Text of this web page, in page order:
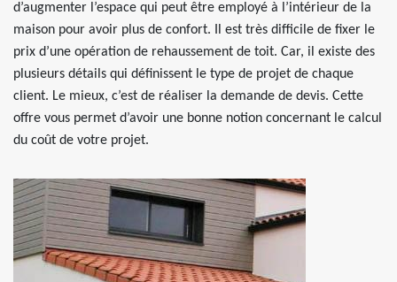
d’augmenter l’espace qui peut être employé à l’intérieur de la
maison pour avoir plus de confort. Il est très difficile de fixer le
prix d’une opération de rehaussement de toit. Car, il existe des
plusieurs détails qui définissent le type de projet de chaque
client. Le mieux, c’est de réaliser la demande de devis. Cette
offre vous permet d’avoir une bonne notion concernant le calcul
du coût de votre projet.